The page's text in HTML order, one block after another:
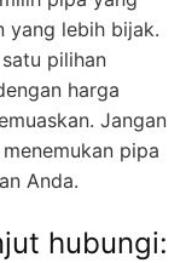
yang lebih bijak.
pilihan
harga
Jangan
pipa
Anda.
hubungi: